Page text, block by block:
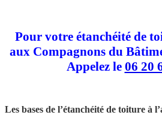
Pour votre étanchéité de
aux Compagnons du
Appelez le 06 20
Les bases de l’étanchéité de toiture à